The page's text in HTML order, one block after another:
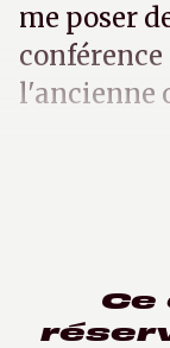
me poser
conférence
l'ancienne